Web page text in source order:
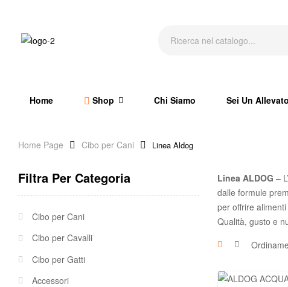
Home Shop Chi Siamo Sei Un
Home Page Cibo per Cani Linea Aldog
Linea ALDOG –
dalle formule
per offrire
Qualità, gusto e
Filtra Per Categoria
Cibo per Cani
Cibo per Cavalli
Cibo per Gatti
Accessori